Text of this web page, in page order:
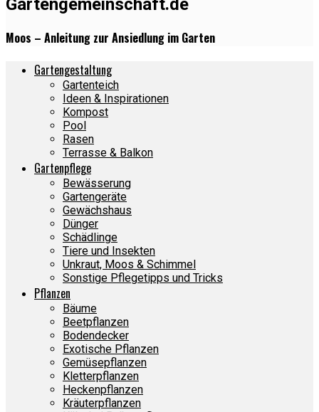
Gartengemeinschaft.de
Moos – Anleitung zur Ansiedlung im Garten
Gartengestaltung
Gartenteich
Ideen & Inspirationen
Kompost
Pool
Rasen
Terrasse & Balkon
Gartenpflege
Bewässerung
Gartengeräte
Gewächshaus
Dünger
Schädlinge
Tiere und Insekten
Unkraut, Moos & Schimmel
Sonstige Pflegetipps und Tricks
Pflanzen
Bäume
Beetpflanzen
Bodendecker
Exotische Pflanzen
Gemüsepflanzen
Kletterpflanzen
Heckenpflanzen
Kräuterpflanzen